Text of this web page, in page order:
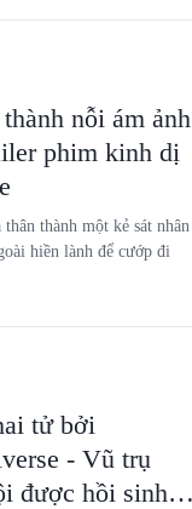
nỗi ám ảnh
phim kinh dị
thành một kẻ sát nhân
hiền lành để cướp đi
tử bởi
- Vũ trụ
được hồi sinh